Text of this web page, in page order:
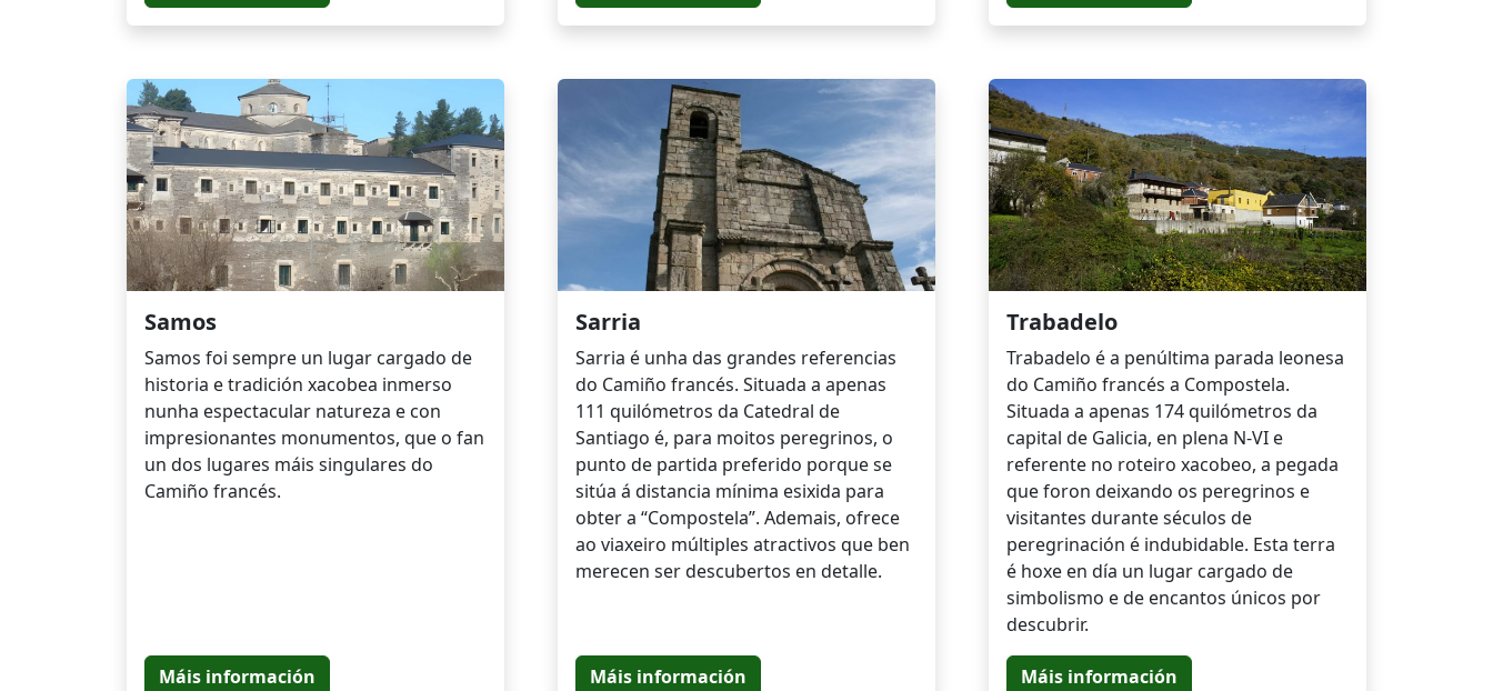
Samos
Samos foi sempre un lugar cargado de
historia e tradición xacobea inmerso
nunha espectacular natureza e con
impresionantes monumentos, que o fan
un dos lugares máis singulares do
Camiño francés.
Máis información
Sarria
Sarria é unha das grandes referencias
do Camiño francés. Situada a apenas
111 quilómetros da Catedral de
Santiago é, para moitos peregrinos, o
punto de partida preferido porque se
sitúa á distancia mínima esixida para
obter a “Compostela”. Ademais, ofrece
ao viaxeiro múltiples atractivos que ben
merecen ser descubertos en detalle.
Máis información
Trabadelo
Trabadelo é a penúltima parada leonesa
do Camiño francés a Compostela.
Situada a apenas 174 quilómetros da
capital de Galicia, en plena N-VI e
referente no roteiro xacobeo, a pegada
que foron deixando os peregrinos e
visitantes durante séculos de
peregrinación é indubidable. Esta terra
é hoxe en día un lugar cargado de
simbolismo e de encantos únicos por
descubrir.
Máis información